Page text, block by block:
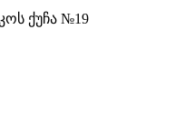
ქუჩა №19